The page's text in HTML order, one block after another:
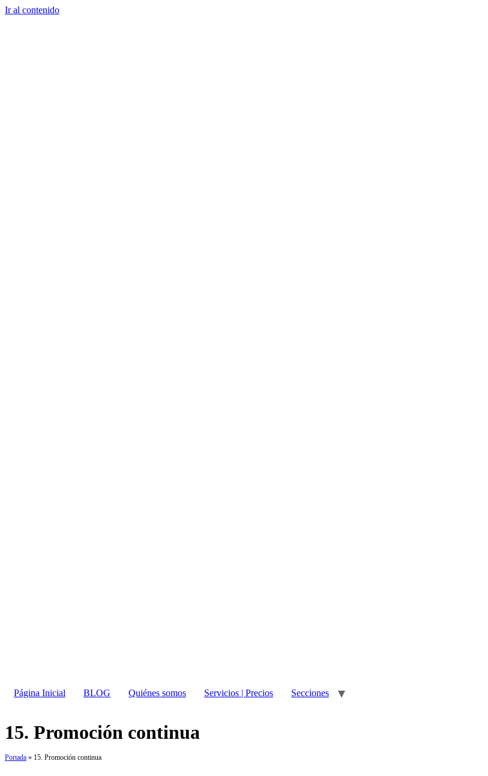
Ir al contenido
Página Inicial BLOG Quiénes somos Servicios | Precios Secciones
15. Promoción continua
Portada » 15. Promoción continua